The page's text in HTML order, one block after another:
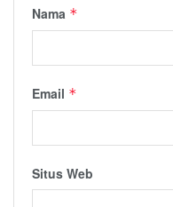
Nama *
Email *
Situs Web